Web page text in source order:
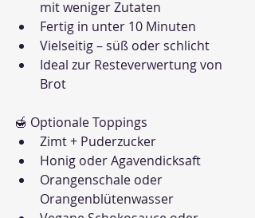
mit weniger Zutaten
Fertig in unter 10 Minuten
Vielseitig – süß oder schlicht
Ideal zur Resteverwertung von
Brot
🍯 Optionale Toppings
Zimt + Puderzucker
Honig oder Agavendicksaft
Orangenschale oder
Orangenblütenwasser